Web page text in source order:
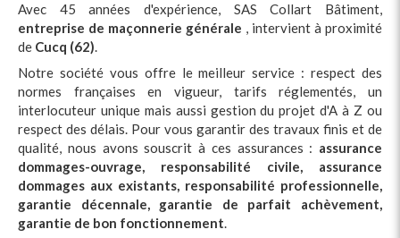
Avec 45 années d'expérience, SAS Collart Bâtiment,
entreprise de maçonnerie générale , intervient à proximité
de Cucq (62).
Notre société vous offre le meilleur service : respect des
normes françaises en vigueur, tarifs réglementés, un
interlocuteur unique mais aussi gestion du projet d'A à Z ou
respect des délais. Pour vous garantir des travaux finis et de
qualité, nous avons souscrit à ces assurances : assurance
dommages-ouvrage, responsabilité civile, assurance
dommages aux existants, responsabilité professionnelle,
garantie décennale, garantie de parfait achèvement,
garantie de bon fonctionnement.